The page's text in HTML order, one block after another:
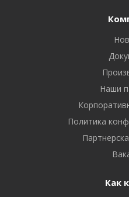
Наши
Политика
Как